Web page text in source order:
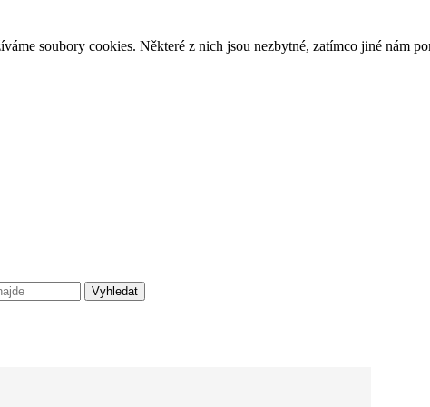
soubory cookies. Některé z nich jsou nezbytné, zatímco jiné nám
Vyhledat